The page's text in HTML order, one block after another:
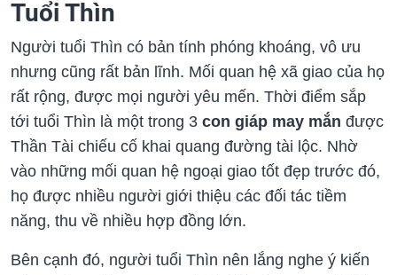
Tuổi Thìn
Người tuổi Thìn có bản tính phóng khoáng, vô ưu
nhưng cũng rất bản lĩnh. Mối quan hệ xã giao của họ
rất rộng, được mọi người yêu mến. Thời điểm sắp
tới tuổi Thìn là một trong 3 con giáp may mắn được
Thần Tài chiếu cố khai quang đường tài lộc. Nhờ
vào những mối quan hệ ngoại giao tốt đẹp trước đó,
họ được nhiều người giới thiệu các đối tác tiềm
năng, thu về nhiều hợp đồng lớn.
Bên cạnh đó, người tuổi Thìn nên lắng nghe ý kiến